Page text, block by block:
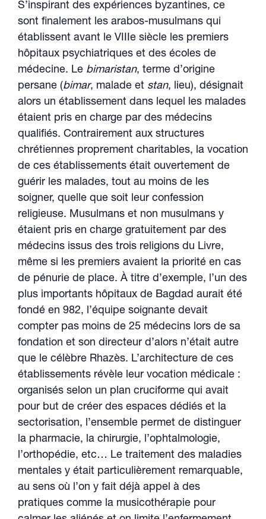
S’inspirant des expériences byzantines, ce
sont finalement les arabos-musulmans qui
établissent avant le VIIIe siècle les premiers
hôpitaux psychiatriques et des écoles de
médecine. Le bimaristan, terme d’origine
persane (bimar, malade et stan, lieu), désignait
alors un établissement dans lequel les malades
étaient pris en charge par des médecins
qualifiés. Contrairement aux structures
chrétiennes proprement charitables, la vocation
de ces établissements était ouvertement de
guérir les malades, tout au moins de les
soigner, quelle que soit leur confession
religieuse. Musulmans et non musulmans y
étaient pris en charge gratuitement par des
médecins issus des trois religions du Livre,
même si les premiers avaient la priorité en cas
de pénurie de place. À titre d’exemple, l’un des
plus importants hôpitaux de Bagdad aurait été
fondé en 982, l’équipe soignante devait
compter pas moins de 25 médecins lors de sa
fondation et son directeur d’alors n’était autre
que le célèbre Rhazès. L’architecture de ces
établissements révèle leur vocation médicale :
organisés selon un plan cruciforme qui avait
pour but de créer des espaces dédiés et la
sectorisation, l’ensemble permet de distinguer
la pharmacie, la chirurgie, l’ophtalmologie,
l’orthopédie, etc… Le traitement des maladies
mentales y était particulièrement remarquable,
au sens où l’on y fait déjà appel à des
pratiques comme la musicothérapie pour